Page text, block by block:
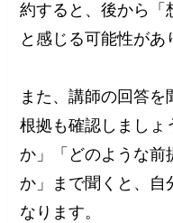
約すると、後から「
と感じる可能性があ
また、講師の回答を
根拠も確認しましょ
か」「どのような前
か」まで聞くと、自
なります。